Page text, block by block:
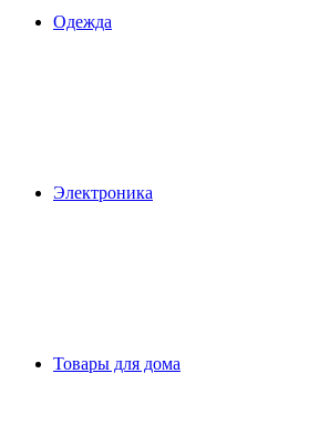
Одежда
Электроника
Товары для дома